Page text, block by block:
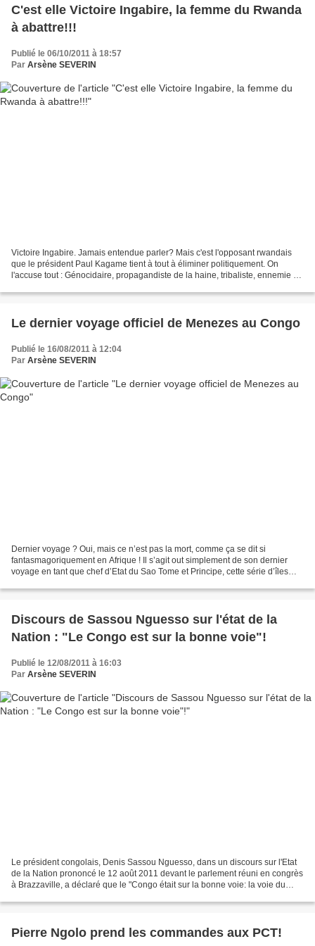
C'est elle Victoire Ingabire, la femme du Rwanda
à abattre!!!
Publié le 06/10/2011 à 18:57
Par Arsène SEVERIN
Victoire Ingabire. Jamais entendue parler? Mais c'est l'opposant rwandais
que le président Paul Kagame tient à tout à éliminer politiquement. On
l'accuse tout : Génocidaire, propagandiste de la haine, tribaliste, ennemie de
Le dernier voyage officiel de Menezes au Congo
Publié le 16/08/2011 à 12:04
Par Arsène SEVERIN
Dernier voyage ? Oui, mais ce n’est pas la mort, comme ça se dit si
fantasmagoriquement en Afrique ! Il s’agit out simplement de son dernier
voyage en tant que chef d’Etat du Sao Tome et Principe, cette série d’îles
Discours de Sassou Nguesso sur l'état de la
Nation : "Le Congo est sur la bonne voie"!
Publié le 12/08/2011 à 16:03
Par Arsène SEVERIN
Le président congolais, Denis Sassou Nguesso, dans un discours sur l'Etat
de la Nation prononcé le 12 août 2011 devant le parlement réuni en congrès
à Brazzaville, a déclaré que le "Congo était sur la bonne voie: la voie du
Pierre Ngolo prend les commandes aux PCT!